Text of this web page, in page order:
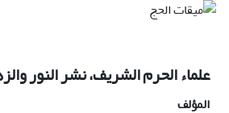
علماء الحرم الشريف، نشر النور
المؤلف